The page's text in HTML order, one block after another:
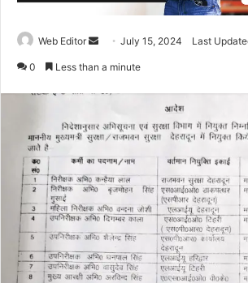
Web Editor
n
e
m
i
l
July 15, 2024 Last
0 Less than a minute